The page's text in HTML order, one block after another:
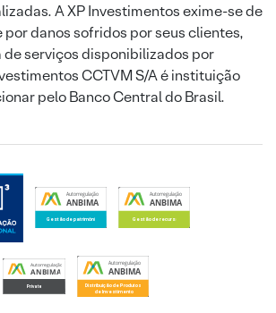
A XP Investimentos exime-se de
danos sofridos por seus clientes,
de serviços disponibilizados por
CCTVM S/A é instituição
pelo Banco Central do Brasil.